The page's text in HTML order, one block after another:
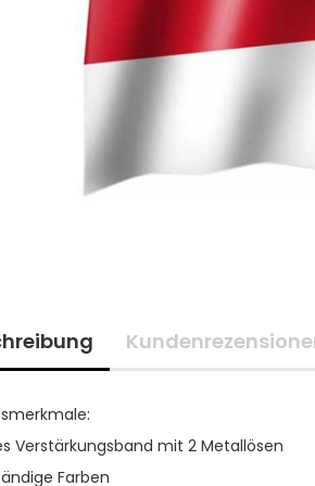
Verstärkungsband mit 2 Metallösen
Farben